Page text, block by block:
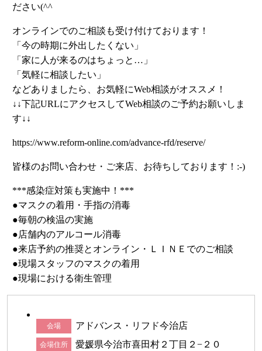
ださい(^^ゞ
オンラインでのご相談も受け付けております！
「今の時期に外出したくない」
「家に人が来るのはちょっと…」
「気軽に相談したい」
などありましたら、お気軽にWeb相談がオススメ！
↓↓下記URLにアクセスしてWeb相談のご予約お願いしま
す↓↓
https://www.reform-online.com/advance-rfd/reserve/
皆様のお問い合わせ・ご来店、お待ちしております！:-)
***感染症対策も実施中！***
●マスクの着用・手指の消毒
●毎朝の検温の実施
●店舗内のアルコール消毒
●来店予約の推奨とオンライン・ＬＩＮＥでのご相談
●現場スタッフのマスクの着用
●現場における衛生管理
会場 アドバンス・リフド今治店
会場住所 愛媛県今治市喜田村２丁目２−２０